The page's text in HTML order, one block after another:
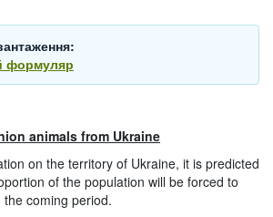
формуляр
animals from Ukraine
on the territory of Ukraine, it is predicted
of the population will be forced to
coming period.